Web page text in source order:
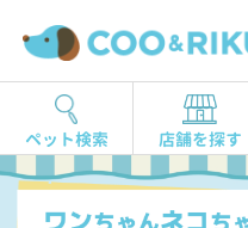
ペット検索 店舗を探す